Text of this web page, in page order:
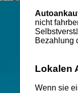
nicht
Bezahlung
Lokalen
Wenn sie